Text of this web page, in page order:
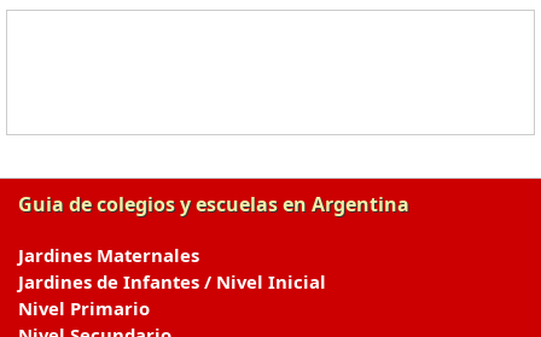
Guia de colegios y escuelas en Argentina
Jardines Maternales
Jardines de Infantes / Nivel Inicial
Nivel Primario